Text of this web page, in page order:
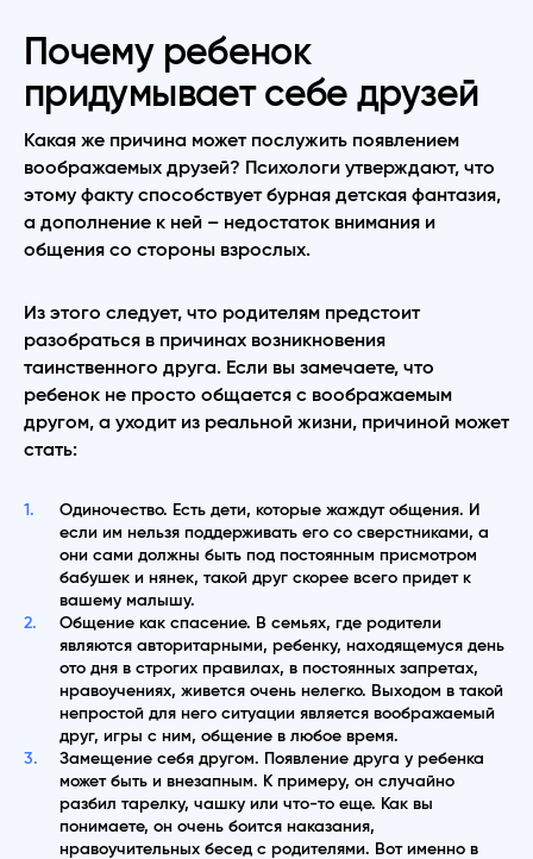
Почему ребенок
придумывает себе друзей
Какая же причина может послужить появлением
воображаемых друзей? Психологи утверждают, что
этому факту способствует бурная детская фантазия,
а дополнение к ней – недостаток внимания и
общения со стороны взрослых.
Из этого следует, что родителям предстоит
разобраться в причинах возникновения
таинственного друга. Если вы замечаете, что
ребенок не просто общается с воображаемым
другом, а уходит из реальной жизни, причиной может
стать:
Одиночество. Есть дети, которые жаждут общения. И
если им нельзя поддерживать его со сверстниками, а
они сами должны быть под постоянным присмотром
бабушек и нянек, такой друг скорее всего придет к
вашему малышу.
Общение как спасение. В семьях, где родители
являются авторитарными, ребенку, находящемуся день
ото дня в строгих правилах, в постоянных запретах,
нравоучениях, живется очень нелегко. Выходом в такой
непростой для него ситуации является воображаемый
друг, игры с ним, общение в любое время.
Замещение себя другом. Появление друга у ребенка
может быть и внезапным. К примеру, он случайно
разбил тарелку, чашку или что-то еще. Как вы
понимаете, он очень боится наказания,
нравоучительных бесед с родителями. Вот именно в